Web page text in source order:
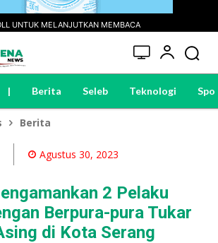
UNTUK MELANJUTKAN MEMBACA
| Berita Seleb Teknologi
Berita
Agustus 30, 2023
2 Pelaku
Berpura-pura Tukar
di Kota Serang